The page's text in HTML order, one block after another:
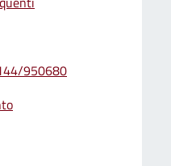
950680